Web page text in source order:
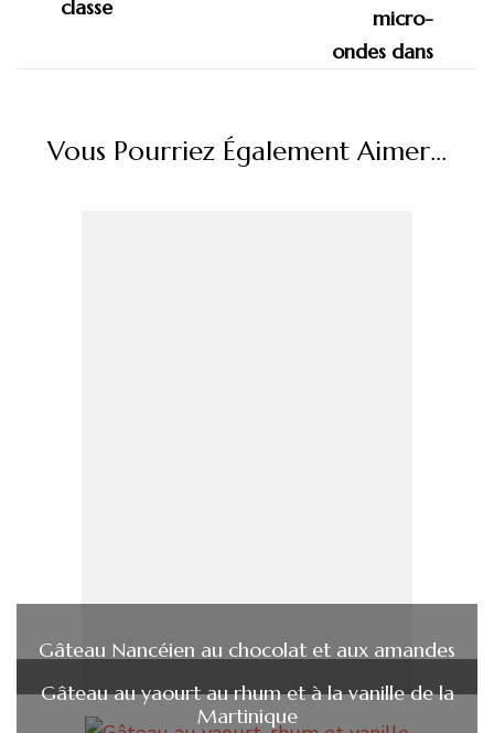
Vous Pourriez Également Aimer...
Gâteau Nancéien au chocolat et aux amandes
Gâteau au yaourt au rhum et à la vanille de la
Martinique